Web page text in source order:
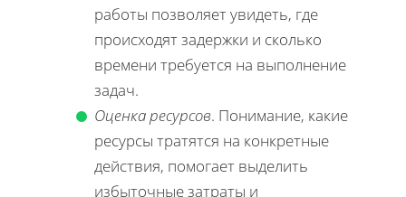
работы позволяет увидеть, где
происходят задержки и сколько
времени требуется на выполнение
задач.
Оценка ресурсов. Понимание, какие
ресурсы тратятся на конкретные
действия, помогает выделить
избыточные затраты и